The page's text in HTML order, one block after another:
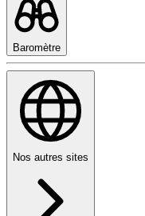
Baromètre
Nos autres sites